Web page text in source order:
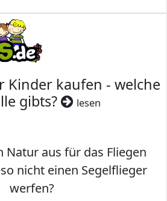
Kinder kaufen - welche
gibts?
lesen
Natur aus für das Fliegen
nicht einen Segelflieger
werfen?